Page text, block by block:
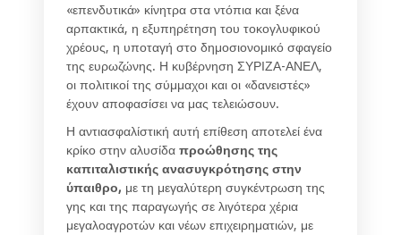
«επενδυτικά» κίνητρα στα ντόπια και ξένα
αρπακτικά, η εξυπηρέτηση του τοκογλυφικού
χρέους, η υποταγή στο δημοσιονομικό σφαγείο
της ευρωζώνης. Η κυβέρνηση ΣΥΡΙΖΑ-ΑΝΕΛ,
οι πολιτικοί της σύμμαχοι και οι «δανειστές»
έχουν αποφασίσει να μας τελειώσουν.
Η αντιασφαλίστική αυτή επίθεση αποτελεί ένα
κρίκο στην αλυσίδα προώθησης της
καπιταλιστικής ανασυγκρότησης στην
ύπαιθρο, με τη μεγαλύτερη συγκέντρωση της
γης και της παραγωγής σε λιγότερα χέρια
μεγαλοαγροτών και νέων επιχειρηματιών, με